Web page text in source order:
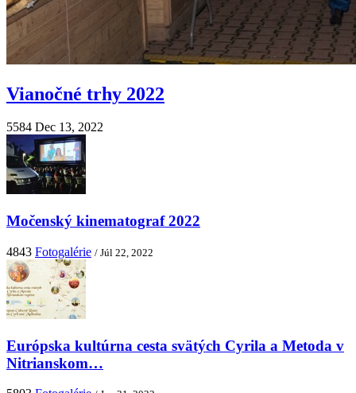
Vianočné trhy 2022
5584 Dec 13, 2022
Močenský kinematograf 2022
4843 Fotogalérie / Júl 22, 2022
Európska kultúrna cesta svätých Cyrila a Metoda v
Nitrianskom…